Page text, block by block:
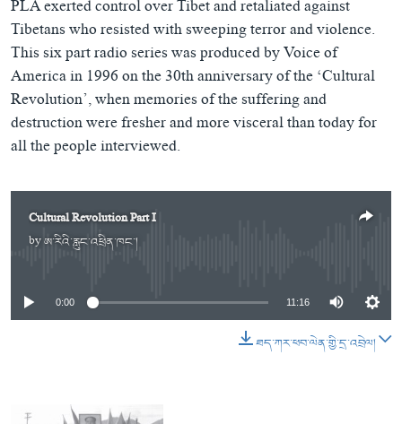
བསྐྱོད།
བུད་མེད་ལེ་ཚན།
དཔེ་ཀློག
ཆབ་སྲིད་བཙོན་པ་ངོ་སྤྲོད།
པོ་ཊི་ཁ་སི།
དཔེ་ཀློག
ཕ་ཡུལ་གླེང་སྟེགས།
ཆོས་རིག་ལེ་ཚན།
གཞོན་སྐྱེས་དང་ཤེས་ཡོན།
འཕྲོད་བསྟེན་དང་དོན་ལྡན་གྱི་མི་ཚེ།
གངས་རིའི་བྲག་ཅ།
བུད་མེད།
སྐད་ཡིག
PLA exerted control over Tibet and retaliated against
Tibetans who resisted with sweeping terror and violence.
This six part radio series was produced by Voice of
America in 1996 on the 30th anniversary of the ‘Cultural
Revolution’, when memories of the suffering and
destruction were fresher and more visceral than today for
all the people interviewed.
Cultural Revolution Part I
byཨ་རིའི་རླུང་འཕྲིན་ཁང་།No media source currently available
0:00 11:16
ཐད་ཀར་ཕབ་ལེན་གྱི་དྲ་འབྲེལ།